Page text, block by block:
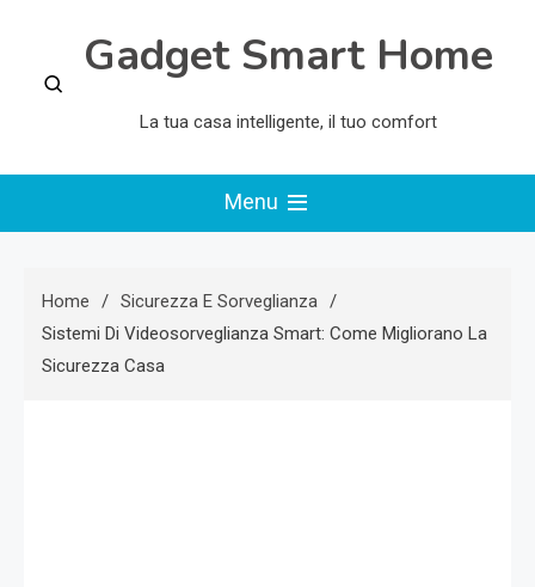
content
Gadget Smart Home
La tua casa intelligente, il tuo comfort
Menu
Home
Sicurezza E Sorveglianza
Sistemi Di Videosorveglianza Smart: Come Migliorano La
Sicurezza Casa